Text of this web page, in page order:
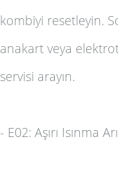
kombiyi resetleyin.
anakart veya
servisi arayın.
- E02: Aşırı Isınma